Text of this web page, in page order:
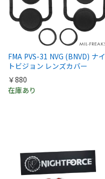
FMA PVS-31 NVG (BNVD) ナイ
トビジョン レンズカバー
￥880
在庫あり